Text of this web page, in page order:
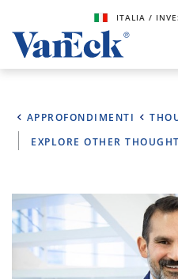
ITALIA/
APPROFONDIMENTI
EXPLORE OTHER